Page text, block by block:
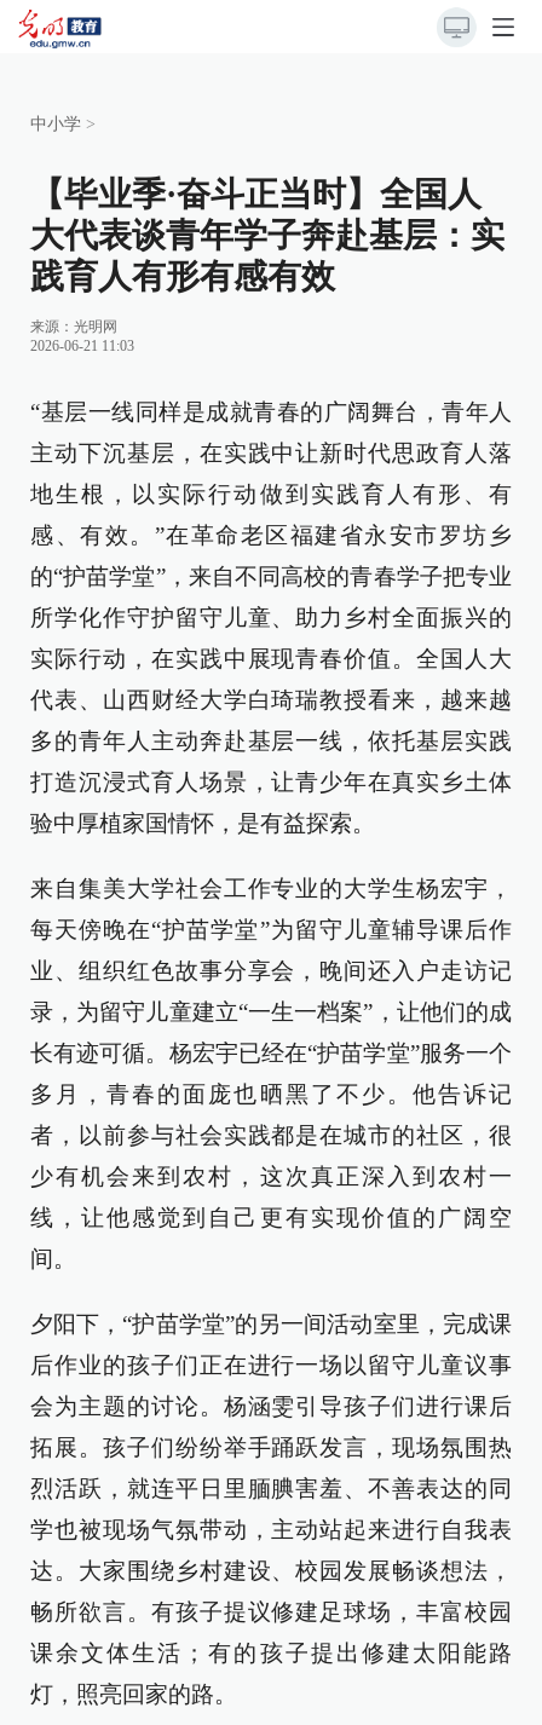
中小学 >
【毕业季·奋斗正当时】全国人
大代表谈青年学子奔赴基层：实
践育人有形有感有效
来源： 光明网
2026-06-21 11:03
“基层一线同样是成就青春的广阔舞台，青年人
主动下沉基层，在实践中让新时代思政育人落
地生根，以实际行动做到实践育人有形、有
感、有效。”在革命老区福建省永安市罗坊乡
的“护苗学堂”，来自不同高校的青春学子把专业
所学化作守护留守儿童、助力乡村全面振兴的
实际行动，在实践中展现青春价值。全国人大
代表、山西财经大学白琦瑞教授看来，越来越
多的青年人主动奔赴基层一线，依托基层实践
打造沉浸式育人场景，让青少年在真实乡土体
验中厚植家国情怀，是有益探索。
来自集美大学社会工作专业的大学生杨宏宇，
每天傍晚在“护苗学堂”为留守儿童辅导课后作
业、组织红色故事分享会，晚间还入户走访记
录，为留守儿童建立“一生一档案”，让他们的成
长有迹可循。杨宏宇已经在“护苗学堂”服务一个
多月，青春的面庞也晒黑了不少。他告诉记
者，以前参与社会实践都是在城市的社区，很
少有机会来到农村，这次真正深入到农村一
线，让他感觉到自己更有实现价值的广阔空
间。
夕阳下，“护苗学堂”的另一间活动室里，完成课
后作业的孩子们正在进行一场以留守儿童议事
会为主题的讨论。杨涵雯引导孩子们进行课后
拓展。孩子们纷纷举手踊跃发言，现场氛围热
烈活跃，就连平日里腼腆害羞、不善表达的同
学也被现场气氛带动，主动站起来进行自我表
达。大家围绕乡村建设、校园发展畅谈想法，
畅所欲言。有孩子提议修建足球场，丰富校园
课余文体生活；有的孩子提出修建太阳能路
灯，照亮回家的路。